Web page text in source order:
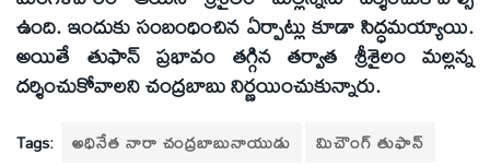
ఉంది. ఇందుకు సంబంధించిన ఏర్పాట్లు కూడా సిద్ధమయ్యాయి.
అయితే తుఫాన్‌ ప్రభావం తగ్గిన తర్వాత శ్రీశైలం మల్లన్న
దర్శించుకోవాలని చంద్రబాబు నిర్ణయించుకున్నారు.
Tags: అధినేత నారా చంద్రబాబునాయుడు
మిచౌంగ్‌ తుఫాన్‌